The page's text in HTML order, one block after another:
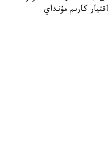
كارىم مۇنداي